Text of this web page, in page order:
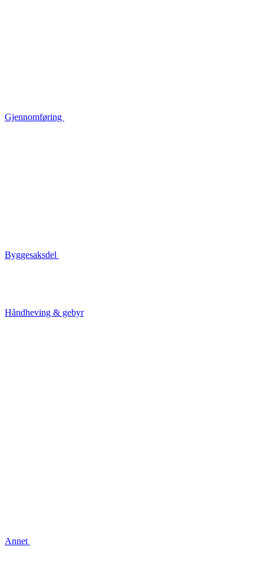
Gjennomføring
Byggesaksdel
Håndheving & gebyr
Annet